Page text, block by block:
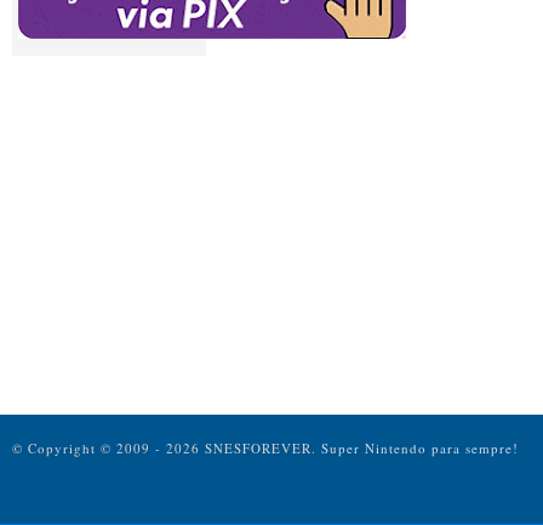
© Copyright © 2009 - 2026 SNESFOREVER. Super Nintendo para sempre!